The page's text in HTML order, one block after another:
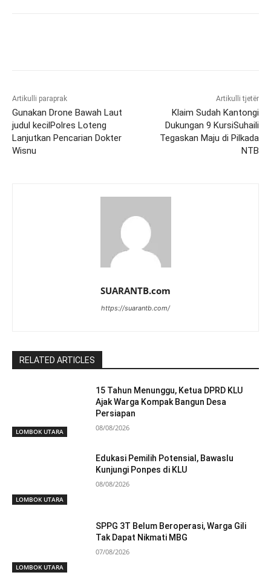
Artikulli paraprak
Gunakan Drone Bawah Laut
judul kecilPolres Loteng
Lanjutkan Pencarian Dokter
Wisnu
Artikulli tjetër
Klaim Sudah Kantongi
Dukungan 9 KursiSuhaili
Tegaskan Maju di Pilkada
NTB
SUARANTB.com
https://suarantb.com/
RELATED ARTICLES
LOMBOK UTARA
15 Tahun Menunggu, Ketua DPRD KLU
Ajak Warga Kompak Bangun Desa
Persiapan
08/08/2026
LOMBOK UTARA
Edukasi Pemilih Potensial, Bawaslu
Kunjungi Ponpes di KLU
08/08/2026
LOMBOK UTARA
SPPG 3T Belum Beroperasi, Warga Gili
Tak Dapat Nikmati MBG
07/08/2026